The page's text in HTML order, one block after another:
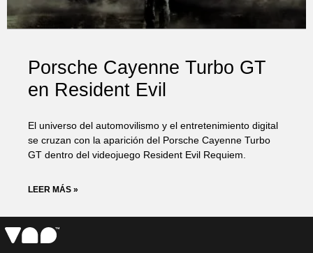
Porsche Cayenne Turbo GT
en Resident Evil
El universo del automovilismo y el entretenimiento digital
se cruzan con la aparición del Porsche Cayenne Turbo
GT dentro del videojuego Resident Evil Requiem.
LEER MÁS »